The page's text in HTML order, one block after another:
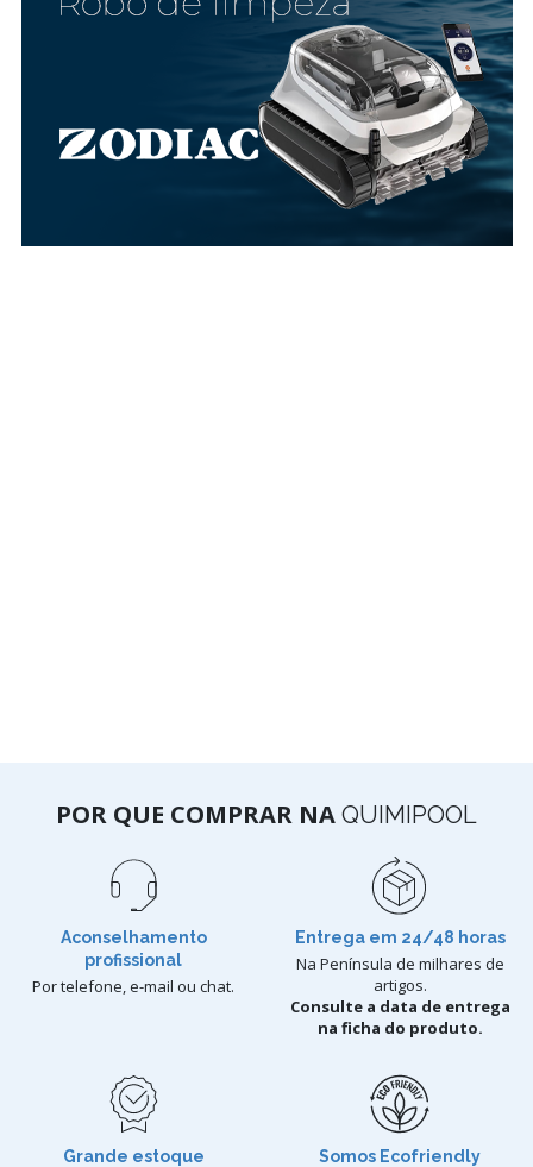
POR QUE COMPRAR NA QUIMIPOOL
Aconselhamento
profissional
Por telefone, e-mail ou chat.
Entrega em 24/48 horas
Na Península de milhares de
artigos.
Consulte a data de entrega
na ficha do produto.
Grande estoque Somos Ecofriendly